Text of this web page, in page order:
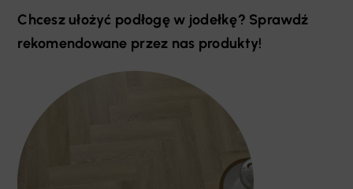
Chcesz ułożyć podłogę w jodełkę? Sprawdź
rekomendowane przez nas produkty!